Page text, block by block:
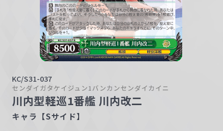
KC/S31-037
センダイガタケイジュン1バンカンセンダイカイニ
川内型軽巡1番艦 川内改二
キャラ【Sサイド】